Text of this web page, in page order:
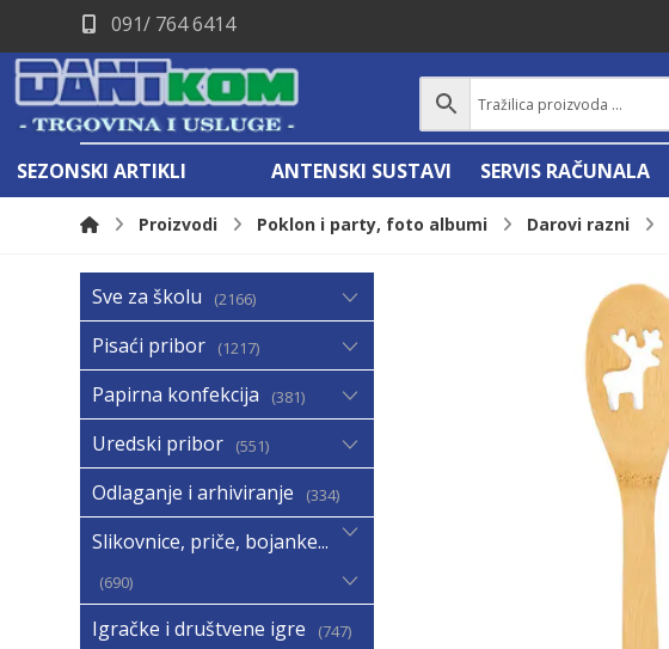
091/ 764 6414
SEZONSKI ARTIKLI ANTENSKI SUSTAVI SERVIS RAČUNALA
Proizvodi Poklon i party, foto albumi Darovi razni
Sve za školu 2166
Pisaći pribor 1217
Papirna konfekcija 381
Uredski pribor 551
Odlaganje i arhiviranje 334
Slikovnice, priče, bojanke...
690
Igračke i društvene igre 747